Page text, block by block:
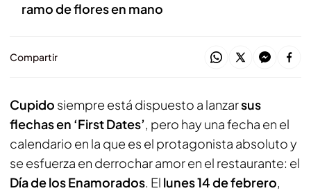
ramo de flores en mano
Compartir
Cupido siempre está dispuesto a lanzarsus
flechas en ‘First Dates’, pero hay una fecha en el
calendario en la que es el protagonista absoluto y
se esfuerza en derrochar amor en el restaurante: el
Día de los Enamorados. El lunes 14 de febrero,